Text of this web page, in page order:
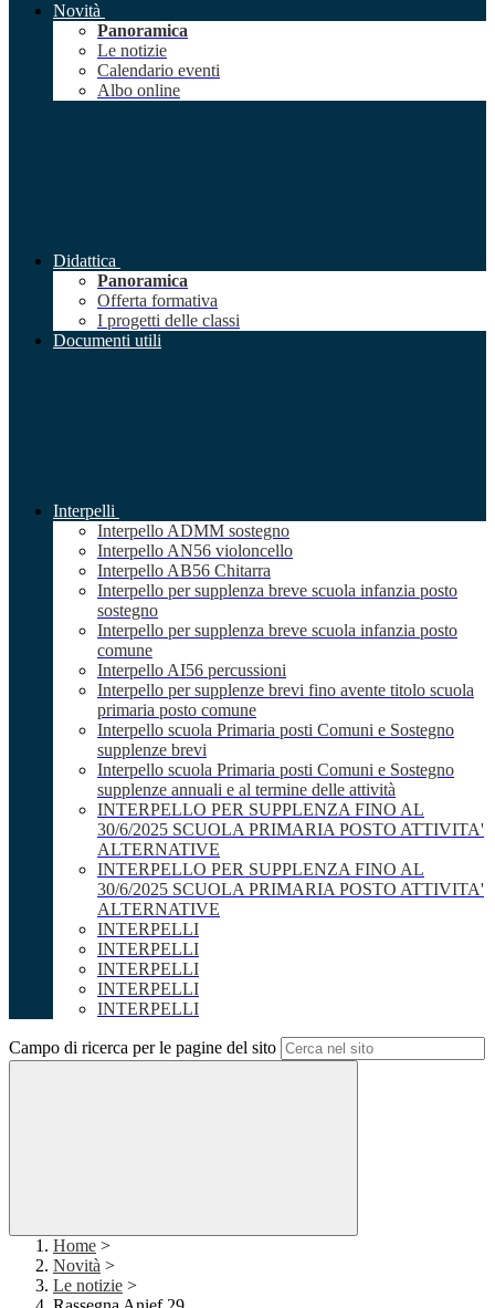
Novità
Panoramica
Le notizie
Calendario eventi
Albo online
Didattica
Panoramica
Offerta formativa
I progetti delle classi
Documenti utili
Interpelli
Interpello ADMM sostegno
Interpello AN56 violoncello
Interpello AB56 Chitarra
Interpello per supplenza breve scuola infanzia posto
sostegno
Interpello per supplenza breve scuola infanzia posto
comune
Interpello AI56 percussioni
Interpello per supplenze brevi fino avente titolo scuola
primaria posto comune
Interpello scuola Primaria posti Comuni e Sostegno
supplenze brevi
Interpello scuola Primaria posti Comuni e Sostegno
supplenze annuali e al termine delle attività
INTERPELLO PER SUPPLENZA FINO AL
30/6/2025 SCUOLA PRIMARIA POSTO ATTIVITA'
ALTERNATIVE
INTERPELLO PER SUPPLENZA FINO AL
30/6/2025 SCUOLA PRIMARIA POSTO ATTIVITA'
ALTERNATIVE
INTERPELLI
INTERPELLI
INTERPELLI
INTERPELLI
INTERPELLI
Campo di ricerca per le pagine del sito
Home >
Novità >
Le notizie >